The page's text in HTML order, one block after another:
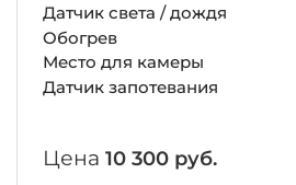
Датчик света / дождя
Обогрев
Место для камеры
Датчик запотевания
Цена 10 300 руб.